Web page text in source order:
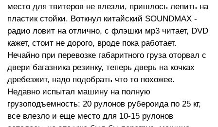
место для твитеров не влезли, пришлось лепить на
пластик стойки. Воткнул китайский SOUNDMAX -
радио ловит на отлично, с флэшки мр3 читает, DVD
кажет, стоит не дорого, вроде пока работает.
Нечайно при перевозке габаритного груза оторвал с
двери багазника резинку, теперь дверь на кочках
дребезжит, надо подобрать что то похожее.
Недавно испытал машину на полную
грузоподъемность: 20 рулонов рубероида по 25 кг,
все влезло и еще место для 10-15 рулонов